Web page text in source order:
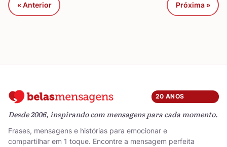
« Anterior Próxima »
20 ANOS
Desde 2006, inspirando com mensagens para cada momento.
Frases, mensagens e histórias para emocionar e
compartilhar em 1 toque. Encontre a mensagem perfeita